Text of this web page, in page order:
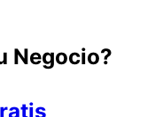
Negocio?